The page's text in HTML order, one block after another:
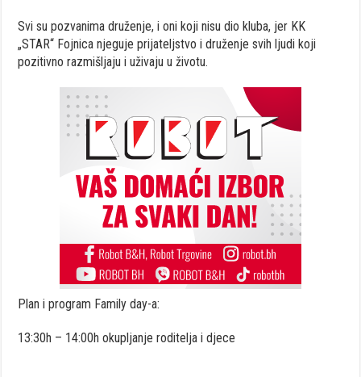
Svi su pozvanima druženje, i oni koji nisu dio kluba, jer KK
„STAR“ Fojnica njeguje prijateljstvo i druženje svih ljudi koji
pozitivno razmišljaju i uživaju u životu.
Plan i program Family day-a:
13:30h – 14:00h okupljanje roditelja i djece